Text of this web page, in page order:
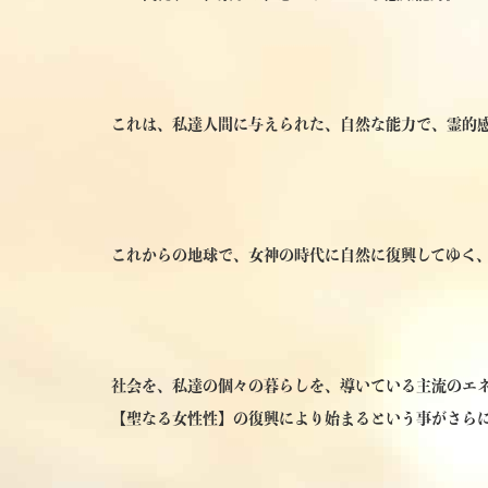
これは、私達人間に与えられた、自然な能力で、霊
これからの地球で、女神の時代に自然に復興してゆく
社会を、私達の個々の暮らしを、導いている主流のエ
【聖なる女性性】の復興により始まるという事がさら